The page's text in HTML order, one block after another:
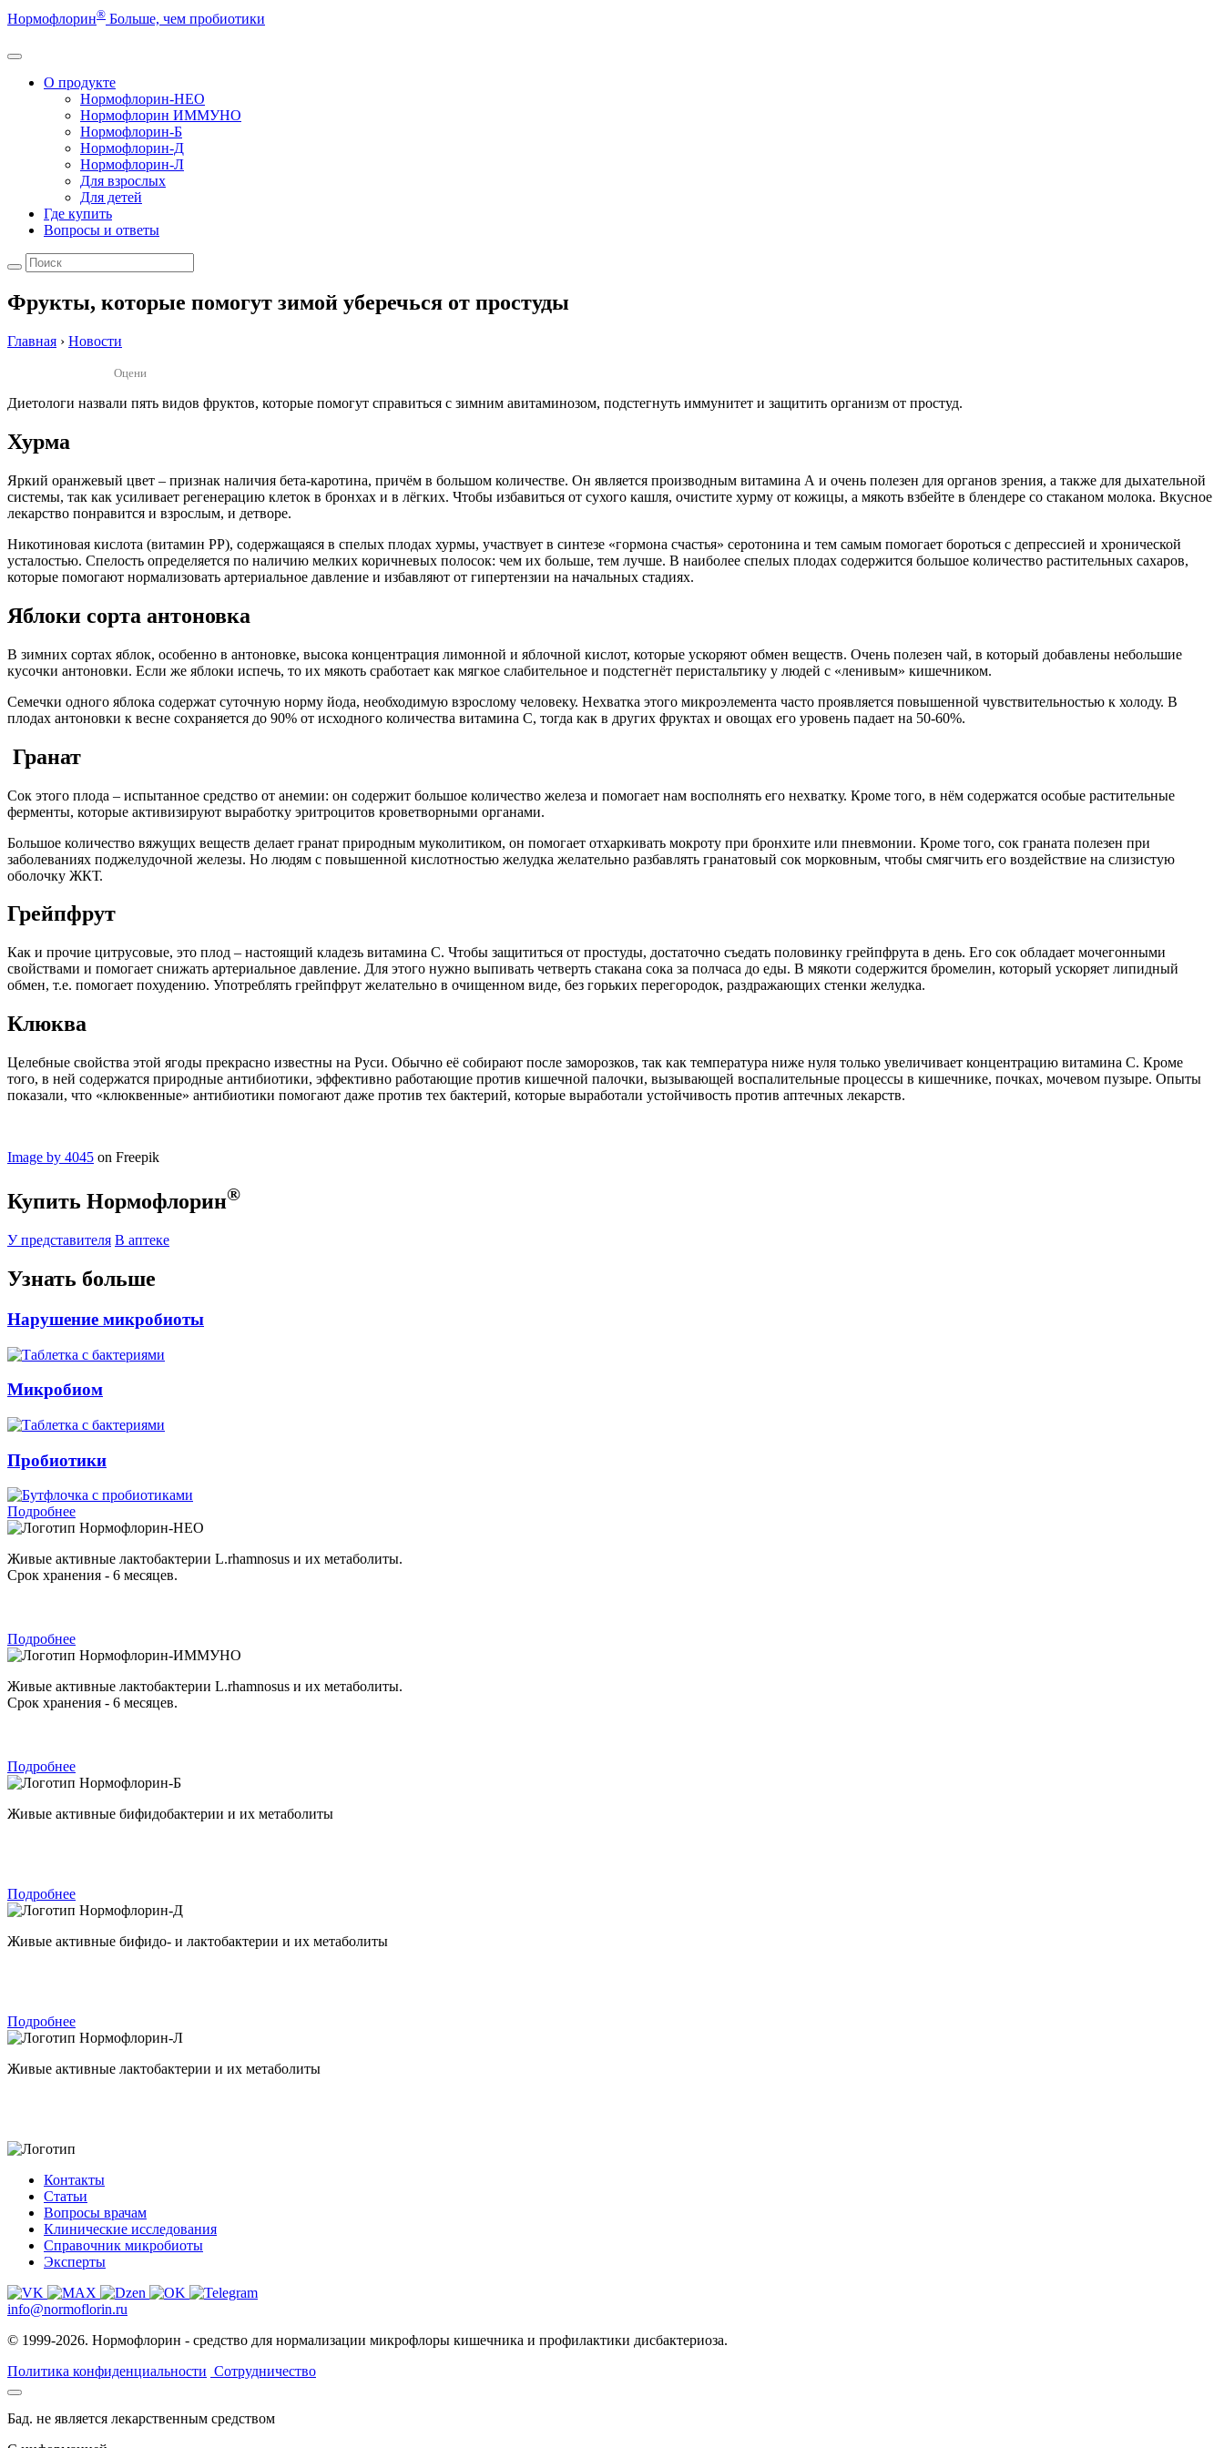
Нормофлорин® Больше, чем пробиотики
О продукте
Нормофлорин-НЕО
Нормофлорин ИММУНО
Нормофлорин-Б
Нормофлорин-Д
Нормофлорин-Л
Для взрослых
Для детей
Где купить
Вопросы и ответы
Фрукты, которые помогут зимой уберечься от простуды
Главная › Новости
Оцени
Диетологи назвали пять видов фруктов, которые помогут справиться с зимним авитаминозом, подстегнуть иммунитет и защитить организм от простуд.
Хурма
Яркий оранжевый цвет – признак наличия бета-каротина, причём в большом количестве. Он является производным витамина А и очень полезен для органов зрения, а также для дыхательной
системы, так как усиливает регенерацию клеток в бронхах и в лёгких. Чтобы избавиться от сухого кашля, очистите хурму от кожицы, а мякоть взбейте в блендере со стаканом молока. Вкусное
лекарство понравится и взрослым, и детворе.
Никотиновая кислота (витамин РР), содержащаяся в спелых плодах хурмы, участвует в синтезе «гормона счастья» серотонина и тем самым помогает бороться с депрессией и хронической
усталостью. Спелость определяется по наличию мелких коричневых полосок: чем их больше, тем лучше. В наиболее спелых плодах содержится большое количество растительных сахаров,
которые помогают нормализовать артериальное давление и избавляют от гипертензии на начальных стадиях.
Яблоки сорта антоновка
В зимних сортах яблок, особенно в антоновке, высока концентрация лимонной и яблочной кислот, которые ускоряют обмен веществ. Очень полезен чай, в который добавлены небольшие
кусочки антоновки. Если же яблоки испечь, то их мякоть сработает как мягкое слабительное и подстегнёт перистальтику у людей с «ленивым» кишечником.
Семечки одного яблока содержат суточную норму йода, необходимую взрослому человеку. Нехватка этого микроэлемента часто проявляется повышенной чувствительностью к холоду. В
плодах антоновки к весне сохраняется до 90% от исходного количества витамина С, тогда как в других фруктах и овощах его уровень падает на 50-60%.
Гранат
Сок этого плода – испытанное средство от анемии: он содержит большое количество железа и помогает нам восполнять его нехватку. Кроме того, в нём содержатся особые растительные
ферменты, которые активизируют выработку эритроцитов кроветворными органами.
Большое количество вяжущих веществ делает гранат природным муколитиком, он помогает отхаркивать мокроту при бронхите или пневмонии. Кроме того, сок граната полезен при
заболеваниях поджелудочной железы. Но людям с повышенной кислотностью желудка желательно разбавлять гранатовый сок морковным, чтобы смягчить его воздействие на слизистую
оболочку ЖКТ.
Грейпфрут
Как и прочие цитрусовые, это плод – настоящий кладезь витамина С. Чтобы защититься от простуды, достаточно съедать половинку грейпфрута в день. Его сок обладает мочегонными
свойствами и помогает снижать артериальное давление. Для этого нужно выпивать четверть стакана сока за полчаса до еды. В мякоти содержится бромелин, который ускоряет липидный
обмен, т.е. помогает похудению. Употреблять грейпфрут желательно в очищенном виде, без горьких перегородок, раздражающих стенки желудка.
Клюква
Целебные свойства этой ягоды прекрасно известны на Руси. Обычно её собирают после заморозков, так как температура ниже нуля только увеличивает концентрацию витамина С. Кроме
того, в ней содержатся природные антибиотики, эффективно работающие против кишечной палочки, вызывающей воспалительные процессы в кишечнике, почках, мочевом пузыре. Опыты
показали, что «клюквенные» антибиотики помогают даже против тех бактерий, которые выработали устойчивость против аптечных лекарств.
Image by 4045 on Freepik
Купить Нормофлорин®
У представителя В аптеке
Узнать больше
Нарушение микробиоты
Микробиом
Пробиотики
Подробнее
Нормофлорин-НЕО
Живые активные лактобактерии L.rhamnosus и их метаболиты.
Срок хранения - 6 месяцев.
Подробнее
Нормофлорин-ИММУНО
Живые активные лактобактерии L.rhamnosus и их метаболиты.
Срок хранения - 6 месяцев.
Подробнее
Нормофлорин-Б
Живые активные бифидобактерии и их метаболиты
Подробнее
Нормофлорин-Д
Живые активные бифидо- и лактобактерии и их метаболиты
Подробнее
Нормофлорин-Л
Живые активные лактобактерии и их метаболиты
Контакты
Статьи
Вопросы врачам
Клинические исследования
Справочник микробиоты
Эксперты
info@normoflorin.ru
© 1999-2026. Нормофлорин - средство для нормализации микрофлоры кишечника и профилактики дисбактериоза.
Политика конфиденциальности Сотрудничество
Бад. не является лекарственным средством